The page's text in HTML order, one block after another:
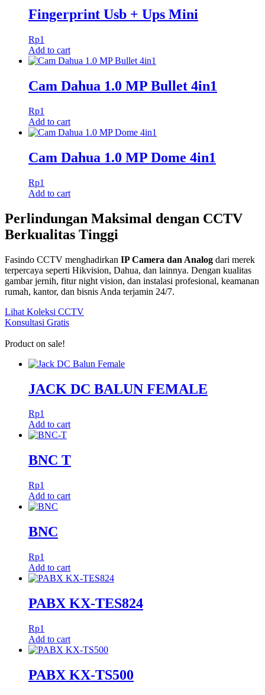
Fingerprint Usb + Ups Mini
Rp1
Add to cart
Cam Dahua 1.0 MP Bullet 4in1
Rp1
Add to cart
Cam Dahua 1.0 MP Dome 4in1
Rp1
Add to cart
Perlindungan Maksimal dengan CCTV
Berkualitas Tinggi
Fasindo CCTV menghadirkan IP Camera dan Analog dari merek
terpercaya seperti Hikvision, Dahua, dan lainnya. Dengan kualitas
gambar jernih, fitur night vision, dan instalasi profesional, keamanan
rumah, kantor, dan bisnis Anda terjamin 24/7.
Lihat Koleksi CCTV
Konsultasi Gratis
Product on sale!
JACK DC BALUN FEMALE
Rp1
Add to cart
BNC T
Rp1
Add to cart
BNC
Rp1
Add to cart
PABX KX-TES824
Rp1
Add to cart
PABX KX-TS500